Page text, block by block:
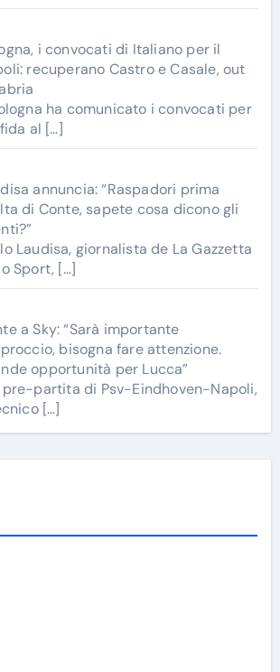
i convocati di Italiano per il
recuperano Castro e Casale, out
ha comunicato i convocati per
al […]
annuncia: “Raspadori prima
di Conte, sapete cosa dicono gli
Laudisa, giornalista de La Gazzetta
Sport, […]
a Sky: “Sarà importante
bisogna fare attenzione.
opportunità per Lucca”
pre-partita di Psv-Eindhoven-Napoli,
[…]